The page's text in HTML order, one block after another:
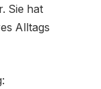
Sie hat
Alltags